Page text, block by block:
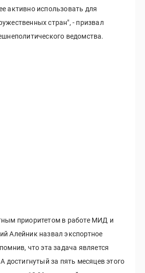
активно использовать для
стран", - призвал
ведомства.
приоритетом в работе МИД и
Алейник назвал экспортное
что эта задача является
достигнутый за пять месяцев этого